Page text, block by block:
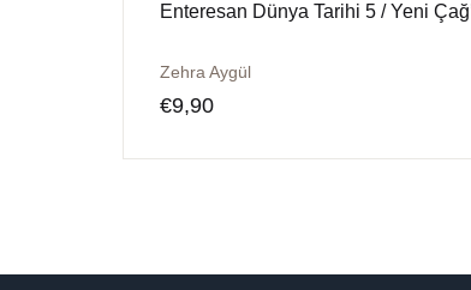
Enteresan Dünya Tarihi 5 / Yeni
Zehra Aygül
€9,90